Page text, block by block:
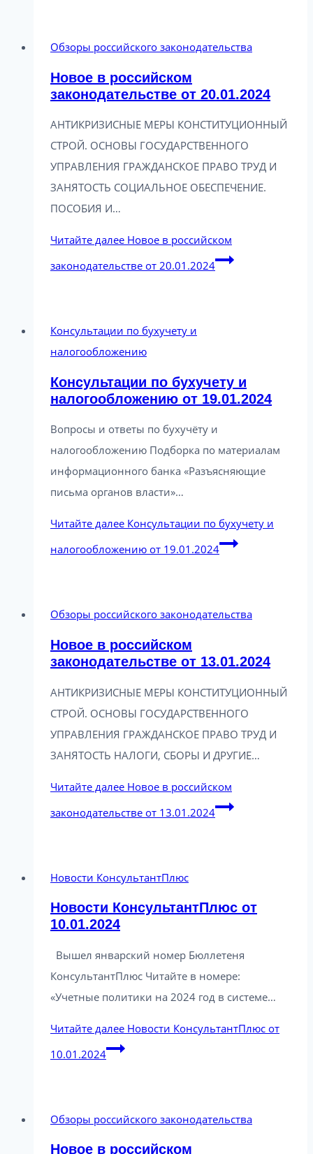
Обзоры российского законодательства
Новое в российском
законодательстве от 20.01.2024
АНТИКРИЗИСНЫЕ МЕРЫ КОНСТИТУЦИОННЫЙ
СТРОЙ. ОСНОВЫ ГОСУДАРСТВЕННОГО
УПРАВЛЕНИЯ ГРАЖДАНСКОЕ ПРАВО ТРУД И
ЗАНЯТОСТЬ СОЦИАЛЬНОЕ ОБЕСПЕЧЕНИЕ.
ПОСОБИЯ И…
Читайте далее Новое в российском
законодательстве от 20.01.2024
Консультации по бухучету и
налогообложению
Консультации по бухучету и
налогообложению от 19.01.2024
Вопросы и ответы по бухучёту и
налогообложению Подборка по материалам
информационного банка «Разъясняющие
письма органов власти»…
Читайте далее Консультации по бухучету и
налогообложению от 19.01.2024
Обзоры российского законодательства
Новое в российском
законодательстве от 13.01.2024
АНТИКРИЗИСНЫЕ МЕРЫ КОНСТИТУЦИОННЫЙ
СТРОЙ. ОСНОВЫ ГОСУДАРСТВЕННОГО
УПРАВЛЕНИЯ ГРАЖДАНСКОЕ ПРАВО ТРУД И
ЗАНЯТОСТЬ НАЛОГИ, СБОРЫ И ДРУГИЕ…
Читайте далее Новое в российском
законодательстве от 13.01.2024
Новости КонсультантПлюс
Новости КонсультантПлюс от
10.01.2024
Вышел январский номер Бюллетеня
КонсультантПлюс Читайте в номере:
«Учетные политики на 2024 год в системе…
Читайте далее Новости КонсультантПлюс от
10.01.2024
Обзоры российского законодательства
Новое в российском